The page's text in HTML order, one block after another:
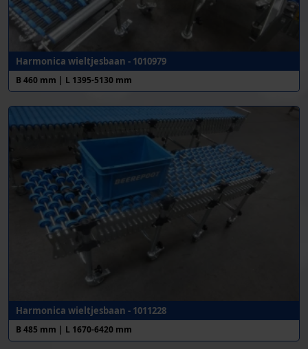
Harmonica wieltjesbaan - 1010979
B 460 mm | L 1395-5130 mm
Harmonica wieltjesbaan - 1011228
B 485 mm | L 1670-6420 mm